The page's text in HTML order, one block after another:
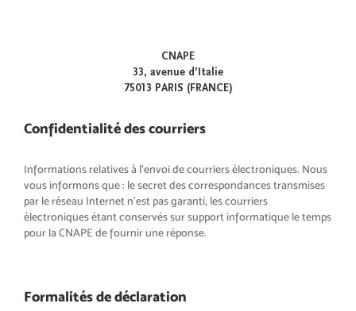
CNAPE
33, avenue d’Italie
75013 PARIS (FRANCE)
Confidentialité des courriers
Informations relatives à l’envoi de courriers électroniques. Nous
vous informons que : le secret des correspondances transmises
par le réseau Internet n’est pas garanti, les courriers
électroniques étant conservés sur support informatique le temps
pour la CNAPE de fournir une réponse.
Formalités de déclaration